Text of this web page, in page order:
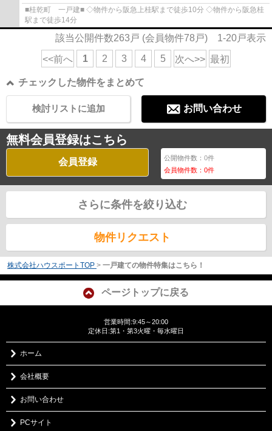
■桂乾町 一戸建■ ◇物件から阪急上桂駅まで徒歩10分 ◇物件から阪急桂
駅まで徒歩14分
該当公開件数263 戸 (会員物件78 戸) 1-20戸表示
<<前へ 1 2 3 4 5 次へ>> 最初
チェックした物件をまとめて
お問い合わせ
検討リストに追加
無料会員登録はこちら
会員登録 公開物件数：0件
会員物件数：0件
さらに条件を絞り込む
物件リクエスト
株式会社ハウスポートTOP > 一戸建ての物件特集はこちら！
ページトップに戻る
営業時間:9:45～20:00
定休日:第1・第3火曜・毎水曜日
ホーム
会社概要
お問い合わせ
PCサイト